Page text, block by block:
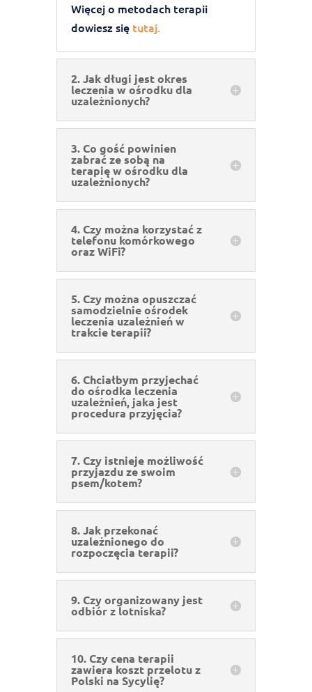
Więcej o metodach terapii
dowiesz się tutaj.
2. Jak długi jest okres
leczenia w ośrodku dla
uzależnionych?
3. Co gość powinien
zabrać ze sobą na
terapię w ośrodku dla
uzależnionych?
4. Czy można korzystać z
telefonu komórkowego
oraz WiFi?
5. Czy można opuszczać
samodzielnie ośrodek
leczenia uzależnień w
trakcie terapii?
6. Chciałbym przyjechać
do ośrodka leczenia
uzależnień, jaka jest
procedura przyjęcia?
7. Czy istnieje możliwość
przyjazdu ze swoim
psem/kotem?
8. Jak przekonać
uzależnionego do
rozpoczęcia terapii?
9. Czy organizowany jest
odbiór z lotniska?
10. Czy cena terapii
zawiera koszt przelotu z
Polski na Sycylię?